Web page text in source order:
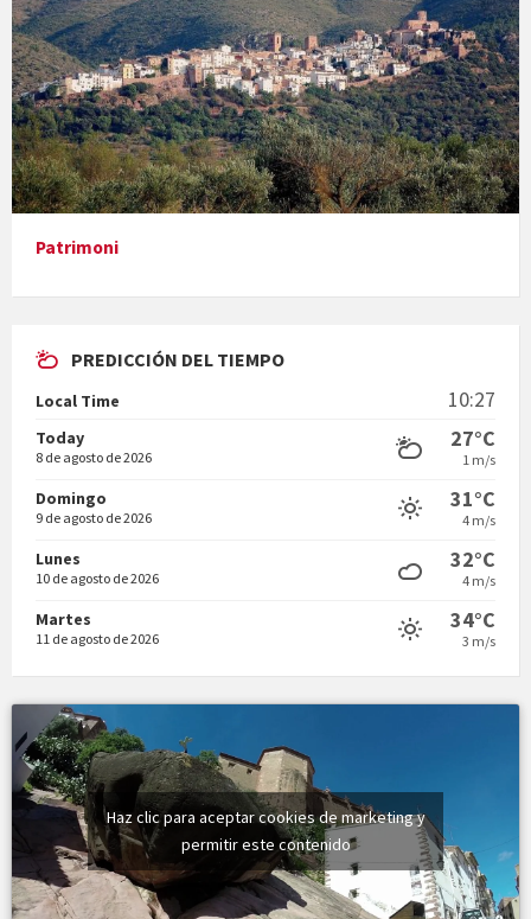
Presentació del llibre &quot;La mare&quot;, d'Emma Zafon
En Bum
Vermuts a la Font. Hit parit
Patrimoni
PREDICCIÓN DEL TIEMPO
Local Time 10:27
Today
8 de agosto de 2026
27°C
1 m/s
Domingo
9 de agosto de 2026
31°C
4 m/s
Lunes
10 de agosto de 2026
32°C
4 m/s
Martes
11 de agosto de 2026
34°C
3 m/s
Haz clic para aceptar cookies de marketing y
permitir este contenido